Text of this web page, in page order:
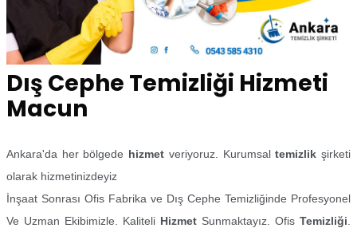
Dış Cephe Temizliği Hizmeti
Macun
Ankara'da her bölgede hizmet veriyoruz. Kurumsaltemizlik şirketi
olarak hizmetinizdeyiz
İnşaat Sonrası Ofis Fabrika ve Dış Cephe Temizliğinde Profesyonel
Ve Uzman Ekibimizle. Kaliteli Hizmet Sunmaktayız. Ofis Temizliği